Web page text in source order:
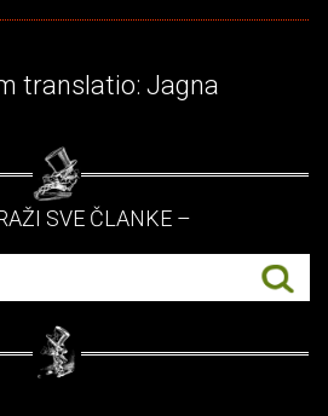
translatio: Jagna
SVE ČLANKE –